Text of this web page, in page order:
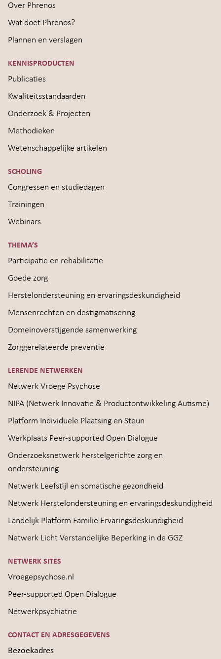
Over Phrenos
Wat doet Phrenos?
Plannen en verslagen
KENNISPRODUCTEN
Publicaties
Kwaliteitsstandaarden
Onderzoek & Projecten
Methodieken
Wetenschappelijke artikelen
SCHOLING
Congressen en studiedagen
Trainingen
Webinars
THEMA’S
Participatie en rehabilitatie
Goede zorg
Herstelondersteuning en ervaringsdeskundigheid
Mensenrechten en destigmatisering
Domeinoverstijgende samenwerking
Zorggerelateerde preventie
LERENDE NETWERKEN
Netwerk Vroege Psychose
NIPA (Netwerk Innovatie & Productontwikkeling Autisme)
Platform Individuele Plaatsing en Steun
Werkplaats Peer-supported Open Dialogue
Onderzoeksnetwerk herstelgerichte zorg en
ondersteuning
Netwerk Leefstijl en somatische gezondheid
Netwerk Herstelondersteuning en ervaringsdeskundigheid
Landelijk Platform Familie Ervaringsdeskundigheid
Netwerk Licht Verstandelijke Beperking in de GGZ
NETWERK SITES
Vroegepsychose.nl
Peer-supported Open Dialogue
Netwerkpsychiatrie
CONTACT EN ADRESGEGEVENS
Bezoekadres